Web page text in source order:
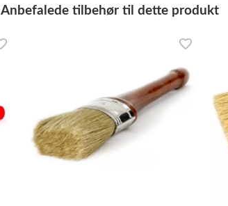
Anbefalede tilbehør til dette produkt